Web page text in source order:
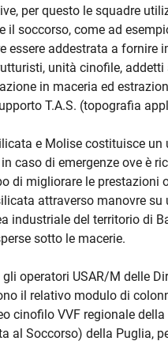
per questo le squadre
il soccorso, come ad
essere addestrata a fornire
unità cinofile,
in maceria ed
T.A.S. (topografia
e Molise costituisce
caso di emergenze ove è
di migliorare le prestazioni
attraverso manovre
industriale del territorio di
sotto le macerie.
operatori USAR/M delle
il relativo modulo di
cinofilo VVF regionale della
al Soccorso) della Puglia,